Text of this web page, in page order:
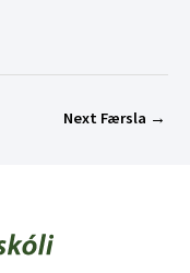
Next Færsla →